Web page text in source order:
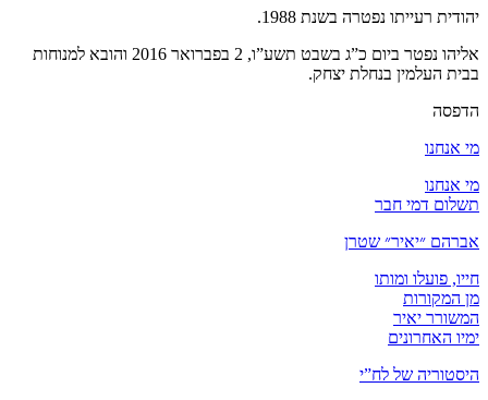
יהודית רעייתו נפטרה בשנת 1988.
אליהו נפטר ביום כ”ג בשבט תשע”ו, 2 בפברואר 2016 והובא למנוחות
בבית העלמין בנחלת יצחק.
הדפסה
מי אנחנו
מי אנחנו
תשלום דמי חבר
אברהם ״יאיר״ שטרן
חייו, פועלו ומותו
מן המקורות
המשורר יאיר
ימיו האחרונים
היסטוריה של לח”י